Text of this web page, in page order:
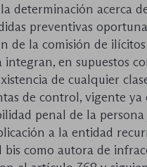
determinación acerca
preventivas
de la comisión de
integran, en supuestos
de cualquier
de control, vigente ya
penal de la persona
a la entidad
bis como autora de